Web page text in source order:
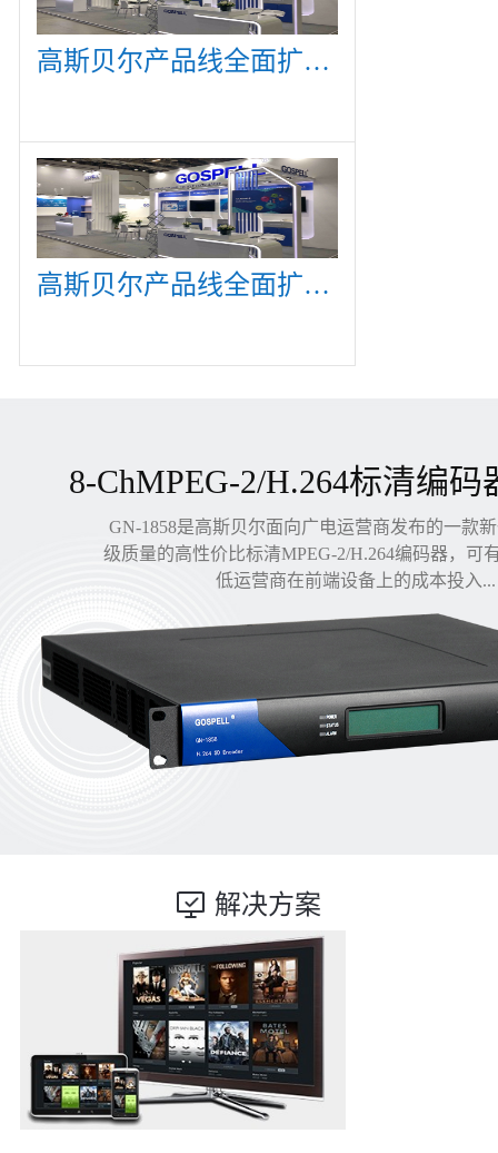
高斯贝尔产品线全面扩展，众多新产品亮相CommunicAsia 2019
高斯贝尔产品线全面扩展，众多新产品亮相CommunicAsia 2019
8-ChMPEG-2/H.264标清编码
GN-1858是高斯贝尔面向广电运营商发布的一款
级质量的高性价比标清MPEG-2/H.264编码器，可
低运营商在前端设备上的成本投入...
解决方案